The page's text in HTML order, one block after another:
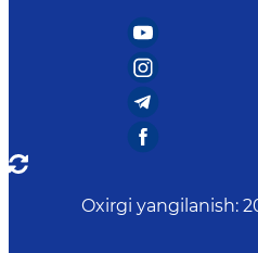
Oxirgi yangilanish: